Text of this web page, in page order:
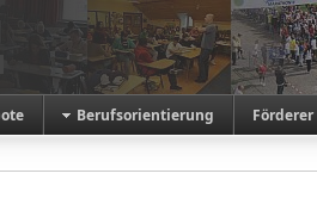
Berufsorientierung Förderer